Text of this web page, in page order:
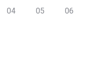
04 05 06